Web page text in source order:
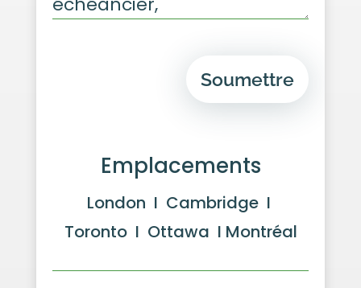
Soumettre
Emplacements
London I Cambridge I
Toronto I Ottawa I Montréal